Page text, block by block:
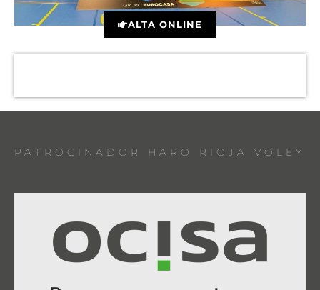
ALTA ONLINE
PATROCINADOR HARO RIOJA VOLEY